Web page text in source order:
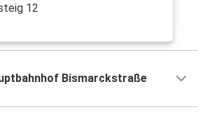
12
Bismarckstraße